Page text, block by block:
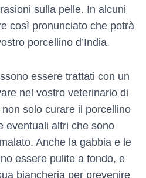
sulla pelle. In alcuni
così pronunciato che potrà
porcellino d’India.
essere trattati con un
nel vostro veterinario di
solo curare il porcellino
eventuali altri che sono
Anche la gabbia e le
essere pulite a fondo, e
biancheria per prevenire